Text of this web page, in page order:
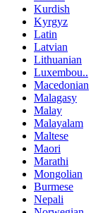
Kurdish
Kyrgyz
Latin
Latvian
Lithuanian
Luxembou..
Macedonian
Malagasy
Malay
Malayalam
Maltese
Maori
Marathi
Mongolian
Burmese
Nepali